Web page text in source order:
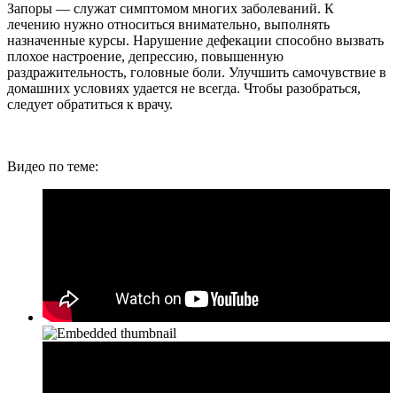
Запоры — служат симптомом многих заболеваний. К
лечению нужно относиться внимательно, выполнять
назначенные курсы. Нарушение дефекации способно вызвать
плохое настроение, депрессию, повышенную
раздражительность, головные боли. Улучшить самочувствие в
домашних условиях удается не всегда. Чтобы разобраться,
следует обратиться к врачу.
Видео по теме: